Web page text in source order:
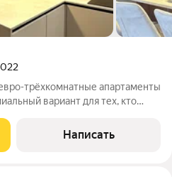
трёхкомнатные апартаменты
вариант для тех, кто
апартаменты с
Написать